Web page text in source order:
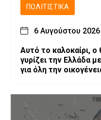
ΠΟΛΙΤΙΣΤΙΚΆ
6 Αυγούστου 2026
Αυτό το καλοκαίρι,
γυρίζει την Ελλάδα
για όλη την οικογένεια, όπου το